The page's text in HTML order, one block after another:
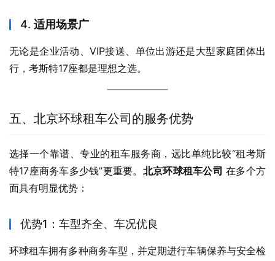
4. 适用场景广
无论是企业活动、VIP接送、单位出游还是大型家庭团体出
行，考斯特17座都是理想之选。
五、北京环球租车公司的服务优势
选择一个靠谱、专业的租车服务商，远比单纯比较“租考斯
特17座商务车多少钱”更重要。 北京环球租车公司 在多个方
面具有明显优势：
优势1：车型齐全、车况优良
环球租车拥有多种商务车型，并定期进行车辆保养与安全检